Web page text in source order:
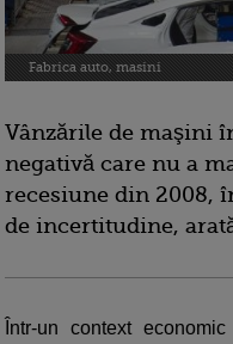
Fabrica auto, masini
Vânzările de maşini
negativă care nu a
recesiune din 2008,
de incertitudine,
Într-un context